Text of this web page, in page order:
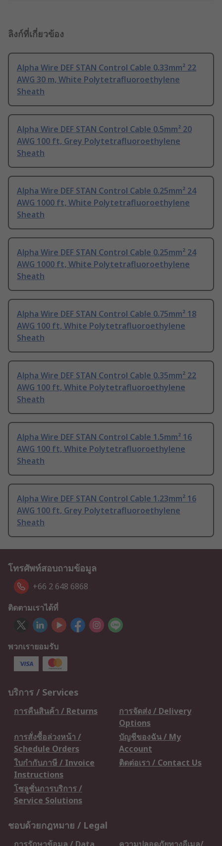
ลิงก์ที่เกี่ยวข้อง
Alpha Wire DEF STAN Control Cable 0.33mm² 22
AWG 30 m, White Polytetrafluoroethylene
Sheath
Alpha Wire DEF STAN Control Cable 0.5mm² 20
AWG 100 ft, Grey Polytetrafluoroethylene
Sheath
Alpha Wire DEF STAN Control Cable 0.25mm² 24
AWG 1000 ft, White Polytetrafluoroethylene
Sheath
Alpha Wire DEF STAN Control Cable 0.25mm² 24
AWG 1000 ft, White Polytetrafluoroethylene
Sheath
Alpha Wire DEF STAN Control Cable 0.75mm² 18
AWG 100 ft, White Polytetrafluoroethylene
Sheath
Alpha Wire DEF STAN Control Cable 0.35mm² 22
AWG 100 ft, White Polytetrafluoroethylene
Sheath
Alpha Wire DEF STAN Control Cable 1.5mm² 16
AWG 100 ft, White Polytetrafluoroethylene
Sheath
Alpha Wire DEF STAN Control Cable 1.23mm² 16
AWG 100 ft, Grey Polytetrafluoroethylene
Sheath
โทรศัพท์สอบถามข้อมูล
+66 2 648 6868
ติดตามเราได้ที่
พวกเรายอมรับ
บริการ / Services
การคืนสินค้า / Returns
การจัดส่ง / Delivery
Options
การสั่งซื้อล่วงหน้า /
Schedule Orders
บัญชีของฉัน / My
Account
ใบกำกับภาษี / Invoice
Instructions
ติดต่อเรา / Contact Us
โซลูชั่นการบริการ /
Service Solutions
ชอบด้วยกฎหมาย / Legal